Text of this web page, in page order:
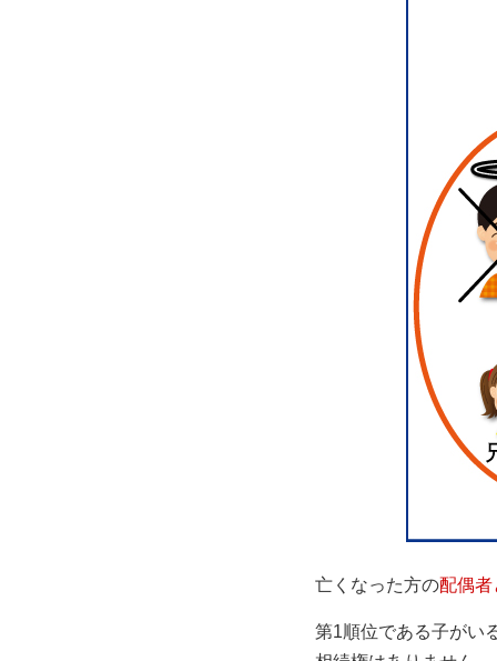
亡くなった方の配偶者
第1順位である子がい